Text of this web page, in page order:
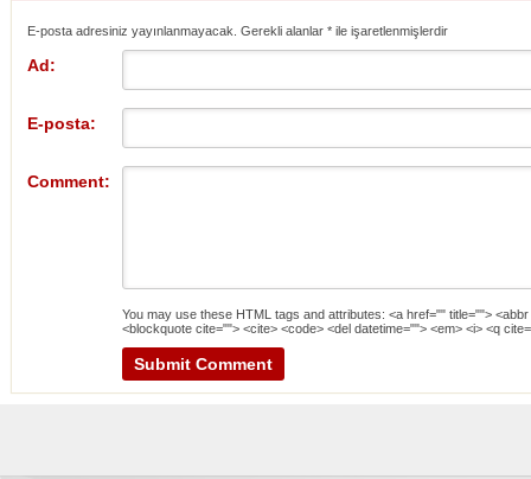
E-posta adresiniz yayınlanmayacak. Gerekli alanlar * ile işaretlenmişlerdir
Ad:
E-posta:
Comment:
You may use these HTML tags and attributes: <a href="" title="">
<blockquote cite=""> <cite> <code> <del datetime=""> <em> <i> <q